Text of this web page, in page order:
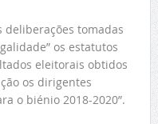
deliberações tomadas
os estatutos
eleitorais obtidos
os dirigentes
o biénio 2018-2020”.